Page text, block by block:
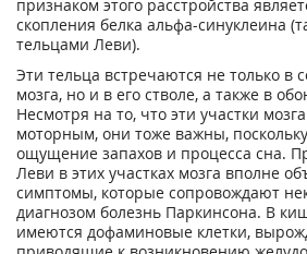
признаком этого расстройства
скопления белка альфа-синуклеина
тельцами Леви).
Эти тельца встречаются не только в
мозга, но и в его стволе, а также в
Несмотря на то, что эти участки
моторным, они тоже важны,
ощущение запахов и процесса сна.
Леви в этих участках мозга вполне
симптомы, которые сопровождают
диагнозом болезнь Паркинсона. В
имеются дофаминовые клетки,